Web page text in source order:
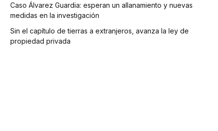
Caso Álvarez Guardia: esperan un allanamiento y nuevas
medidas en la investigación
Sin el capítulo de tierras a extranjeros, avanza la ley de
propiedad privada